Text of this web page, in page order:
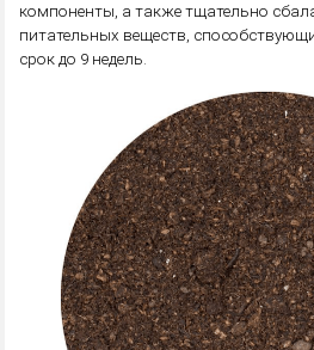
компоненты, а также тщательно
питательных веществ,
срок до 9 недель.